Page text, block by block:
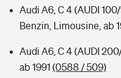
Sie haben Fragen?
Audi A6, C 4 (AUDI
Benzin, Limousine, ab
Audi A6, C 4 (AUDI
ab 1991 (0588 / 509)